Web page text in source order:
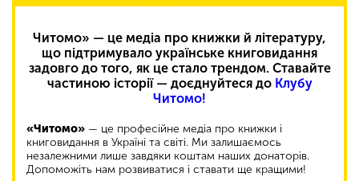
Читомо» — це медіа про книжки й літературу,
що підтримувало українське книговидання
задовго до того, як це стало трендом. Ставайте
частиною історії — доєднуйтеся до Клубу
Читомо!
«Читомо» — це професійне медіа про книжки і
книговидання в Україні та світі. Ми залишаємось
незалежними лише завдяки коштам наших донаторів.
Допоможіть нам розвиватися і ставати ще кращими!